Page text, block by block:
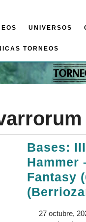
UNIVERSOS
TORNEOS
Bases:
Hammer
Fantasy
27 octubre,